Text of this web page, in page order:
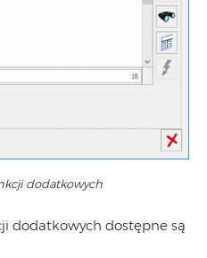
dodatkowych
dodatkowych dostępne są